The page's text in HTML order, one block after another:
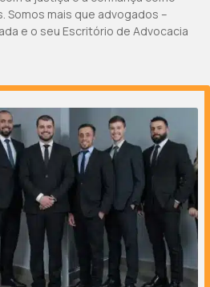
Somos mais que advogados –
e o seu Escritório de Advocacia